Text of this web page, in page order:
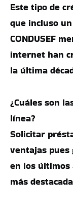
Este tipo de
que incluso
CONDUSEF
internet han
la última
¿Cuáles son
línea?
Solicitar
ventajas pues
en los últimos
más